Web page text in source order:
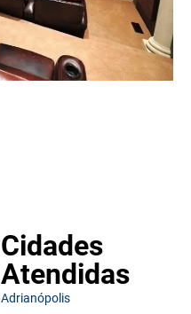
Cidades
Atendidas
Adrianópolis